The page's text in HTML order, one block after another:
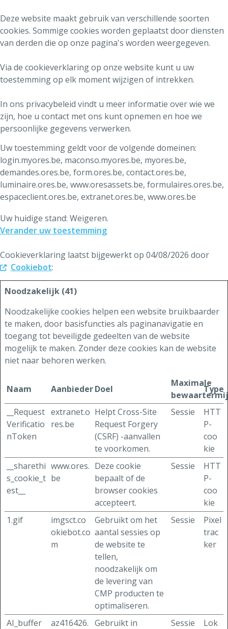
Deze website maakt gebruik van verschillende soorten
cookies. Sommige cookies worden geplaatst door diensten
van derden die op onze pagina's worden weergegeven.
Via de cookieverklaring op onze website kunt u uw
toestemming op elk moment wijzigen of intrekken.
In ons privacybeleid vindt u meer informatie over wie we
zijn, hoe u contact met ons kunt opnemen en hoe we
persoonlijke gegevens verwerken.
Uw toestemming geldt voor de volgende domeinen:
login.myores.be, maconso.myores.be, myores.be,
demandes.ores.be, form.ores.be, contact.ores.be,
luminaire.ores.be, www.oresassets.be, formulaires.ores.be,
espaceclient.ores.be, extranet.ores.be, www.ores.be
Uw huidige stand: Weigeren.
Verander uw toestemming
Cookieverklaring laatst bijgewerkt op 04/08/2026 door
Cookiebot:
Noodzakelijk (41)
Noodzakelijke cookies helpen een website bruikbaarder
te maken, door basisfuncties als paginanavigatie en
toegang tot beveiligde gedeelten van de website
mogelijk te maken. Zonder deze cookies kan de website
niet naar behoren werken.
Naam AanbiederDoel
Maximale
Type
__Request
Verificatio
nToken
extranet.o
res.be
Helpt Cross-Site
Request Forgery
(CSRF) -aanvallen
te voorkomen.
Sessie
HTT
P-
coo
kie
__sharethi
s_cookie_t
est__
www.ores.
be
Deze cookie
bepaalt of de
browser cookies
accepteert.
Sessie
HTT
P-
coo
kie
1.gif
imgsct.co
okiebot.co
m
Gebruikt om het
aantal sessies op
de website te
tellen,
noodzakelijk om
de levering van
CMP producten te
optimaliseren.
Sessie
Pixel
trac
ker
AI_buffer
az416426. Gebruikt in
Sessie
Lok